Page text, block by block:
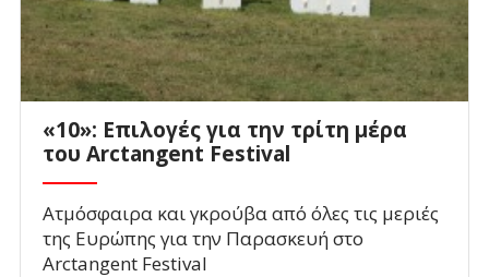
«10»: Επιλογές για την τρίτη μέρα
του Arctangent Festival
Ατμόσφαιρα και γκρούβα από όλες τις μεριές
της Ευρώπης για την Παρασκευή στο
Arctangent Festival